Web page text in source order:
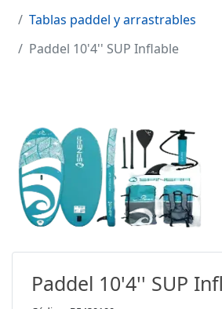
Tablas paddel y arrastrables
Paddel 10'4'' SUP Inflable
Paddel 10'4'' SUP